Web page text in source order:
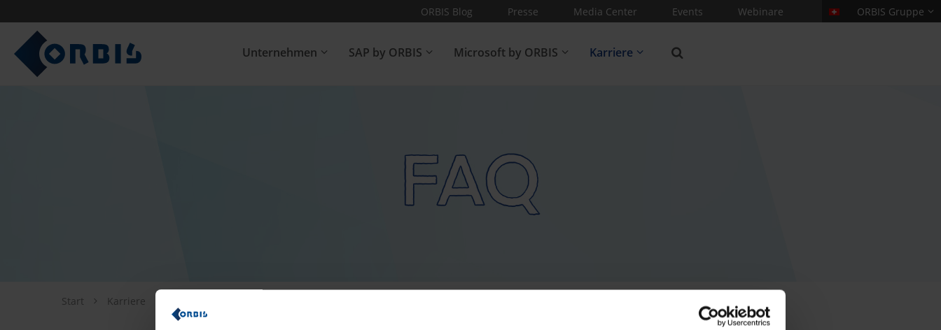
ORBIS Blog Presse Media Center Events Webinare ORBIS Gruppe
Unternehmen SAP by ORBIS Microsoft by ORBIS Karriere
Start Karriere